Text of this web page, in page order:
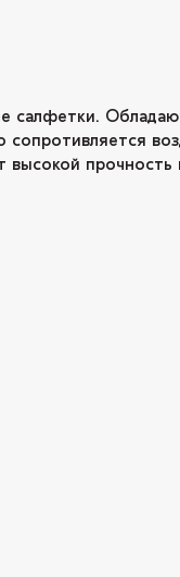
салфетки.
прочность